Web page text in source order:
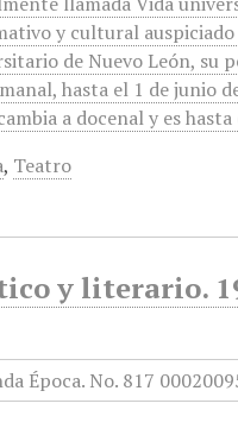
y cultural
de Nuevo León, su
hasta el 1 de junio
a docenal y es
, Teatro
y literario.